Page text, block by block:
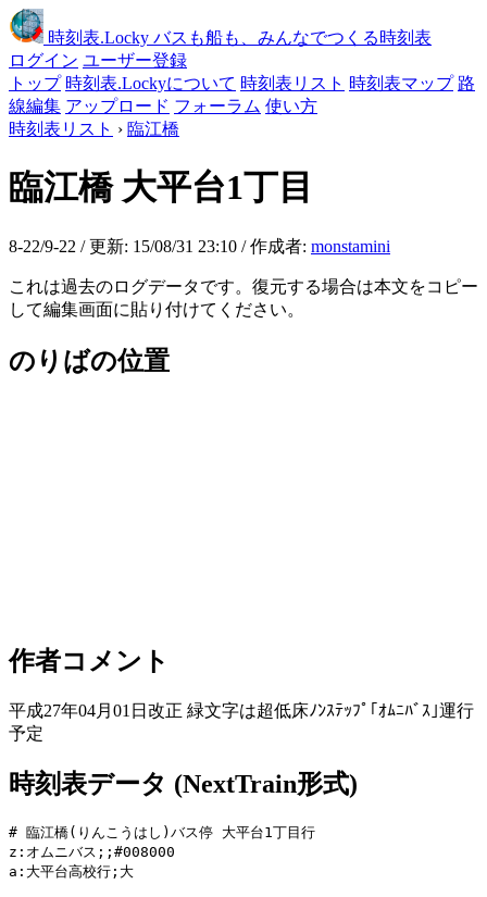
時刻表.Locky バスも船も、みんなでつくる時刻表
ログイン ユーザー登録
トップ 時刻表.Lockyについて 時刻表リスト 時刻表マップ 路
線編集 アップロード フォーラム 使い方
時刻表リスト › 臨江橋
臨江橋 大平台1丁目
8-22/9-22 / 更新: 15/08/31 23:10 / 作成者: monstamini
これは過去のログデータです。復元する場合は本文をコピー
して編集画面に貼り付けてください。
のりばの位置
作者コメント
平成27年04月01日改正 緑文字は超低床ﾉﾝｽﾃｯﾌﾟ｢ｵﾑﾆﾊﾞｽ｣運行
予定
時刻表データ (NextTrain形式)
# 臨江橋(りんこうはし)バス停 大平台1丁目行
z:オムニバス;;#008000
a:大平台高校行;大